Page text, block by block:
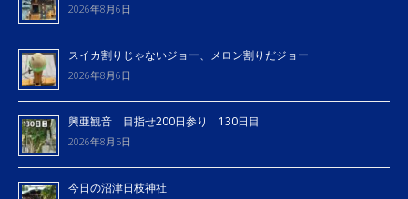
2026年8月6日
スイカ割りじゃないジョー、メロン割りだジョー
2026年8月6日
興亜観音 目指せ200日参り 130日目
2026年8月5日
今日の沼津日枝神社